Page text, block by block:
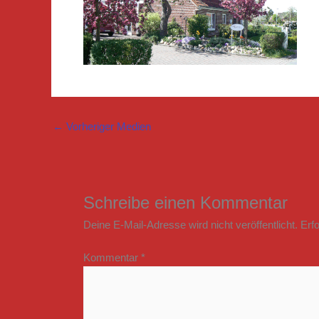
← Vorheriger Medien
Schreibe einen Kommentar
Deine E-Mail-Adresse wird nicht veröffentlicht.
Kommentar *